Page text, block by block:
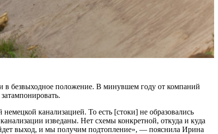
в безвыходное положение. В минувшем году от компаний
канализацией. То есть [стоки] не образовались
изведаны. Нет схемы конкретной, откуда и куда
выход, и мы получим подтопление», — пояснила Ирина